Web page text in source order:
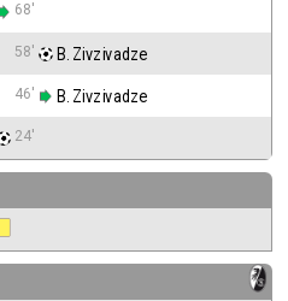
68'
58' B. Zivzivadze
46' B. Zivzivadze
24'